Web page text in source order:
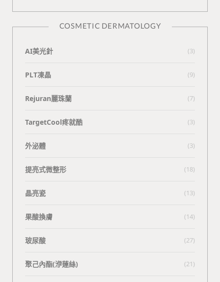
COSMETIC DERMATOLOGY
AI美光針 (3)
PLT凍晶 (9)
Rejuran麗珠蘭 (7)
TargetCool疼就酷 (3)
外泌體 (3)
提亮式微整形 (18)
晶亮瓷 (13)
果酸換膚 (14)
玻尿酸 (27)
聚己內酯(洢蓮絲) (21)